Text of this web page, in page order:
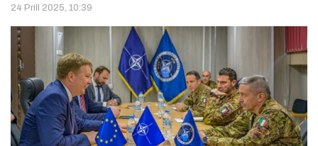
24 Prill 2025, 10:39